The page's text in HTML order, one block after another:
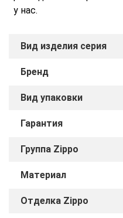
у нас.
Вид изделия серия
Бренд
Вид упаковки
Гарантия
Группа Zippo
Материал
Отделка Zippo